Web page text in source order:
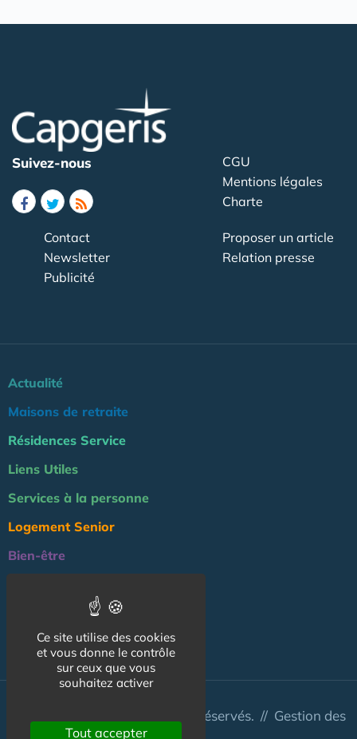
Suivez-nous
CGU
Mentions légales
Charte
Contact
Newsletter
Publicité
Proposer un article
Relation presse
Actualité
Maisons de retraite
Résidences Service
Liens Utiles
Services à la personne
Logement Senior
Bien-être
Professionnels
NOS AUTRES SITES :
© Australis 2026 - Tous droits réservés. // Gestion des
Ce site utilise des cookies
et vous donne le contrôle
sur ceux que vous
souhaitez activer
Tout accepter